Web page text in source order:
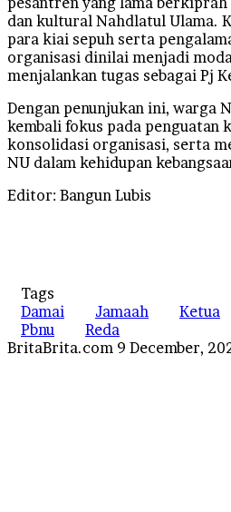
dan kultural Nahdlatul Ulama.
para kiai sepuh serta
organisasi dinilai menjadi
menjalankan tugas sebagai Pj
Dengan penunjukan ini, warga
kembali fokus pada penguatan
konsolidasi organisasi, serta
NU dalam kehidupan
Editor: Bangun Lubis
Tags
Damai
Jamaah Ketua
Pbnu
Reda
BritaBrita.com Send
9 December,